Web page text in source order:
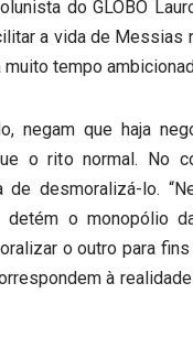
do GLOBO
a vida de Messias
tempo
negam que haja
o rito normal. No
de desmoralizá-lo.
o monopólio
o outro para
à